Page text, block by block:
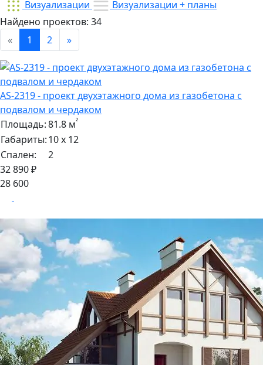
Визуализации
Визуализации + планы
Найдено проектов: 34
«
1 2 »
AS-2319 - проект двухэтажного дома из газобетона с
подвалом и чердаком
Площадь:81.8 м²
Габариты:10 х 12
Спален:
2
32 890 ₽
28 600